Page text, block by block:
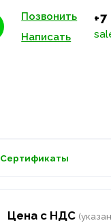
Позвонить
Написать
Сертификаты
Цена с НДС